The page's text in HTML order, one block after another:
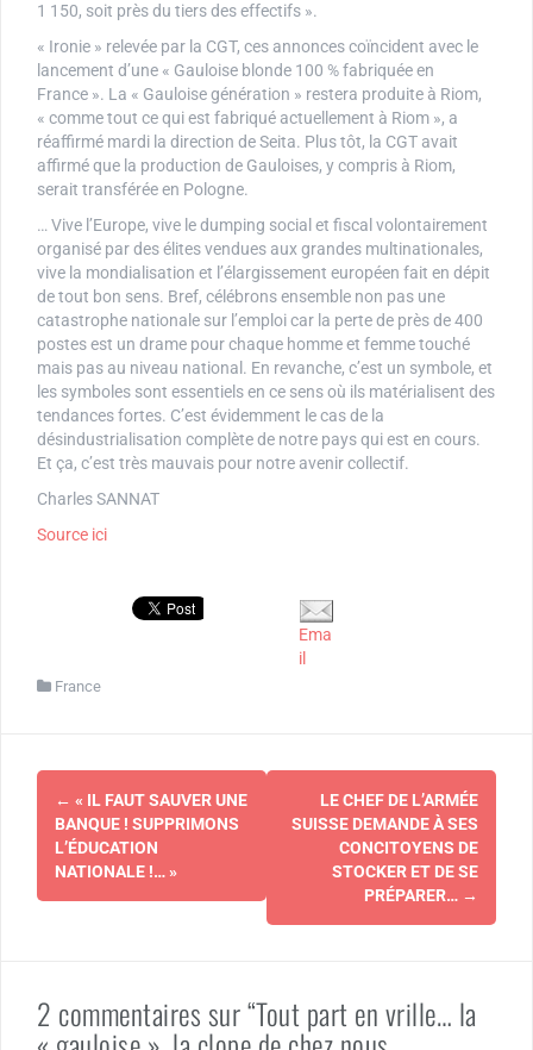
1 150, soit près du tiers des effectifs ».
« Ironie » relevée par la CGT, ces annonces coïncident avec le
lancement d’une « Gauloise blonde 100 % fabriquée en
France ». La « Gauloise génération » restera produite à Riom,
« comme tout ce qui est fabriqué actuellement à Riom », a
réaffirmé mardi la direction de Seita. Plus tôt, la CGT avait
affirmé que la production de Gauloises, y compris à Riom,
serait transférée en Pologne.
… Vive l’Europe, vive le dumping social et fiscal volontairement
organisé par des élites vendues aux grandes multinationales,
vive la mondialisation et l’élargissement européen fait en dépit
de tout bon sens. Bref, célébrons ensemble non pas une
catastrophe nationale sur l’emploi car la perte de près de 400
postes est un drame pour chaque homme et femme touché
mais pas au niveau national. En revanche, c’est un symbole, et
les symboles sont essentiels en ce sens où ils matérialisent des
tendances fortes. C’est évidemment le cas de la
désindustrialisation complète de notre pays qui est en cours.
Et ça, c’est très mauvais pour notre avenir collectif.
Charles SANNAT
Source ici
Ema
il
France
Navigation
d'article
← « IL FAUT SAUVER UNE
BANQUE ! SUPPRIMONS
L’ÉDUCATION
NATIONALE !… »
LE CHEF DE L’ARMÉE
SUISSE DEMANDE À SES
CONCITOYENS DE
STOCKER ET DE SE
PRÉPARER… →
2 commentaires sur “Tout part en vrille… la